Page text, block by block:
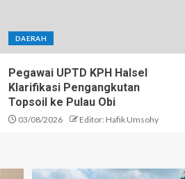
DAERAH
Pegawai UPTD KPH Halsel
Klarifikasi Pengangkutan
Topsoil ke Pulau Obi
03/08/2026 Editor: Hafik Umsohy